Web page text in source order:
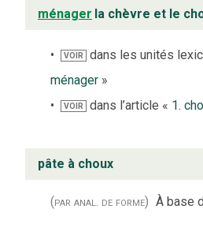
ménager la chèvre et le
VOIR dans les unités
ménager »
VOIR dans l’article « 1.
pâte à choux
(par anal. de forme) À base